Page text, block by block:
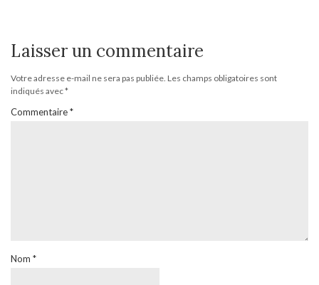
Laisser un commentaire
Votre adresse e-mail ne sera pas publiée. Les champs obligatoires sont
indiqués avec*
Commentaire*
Nom *